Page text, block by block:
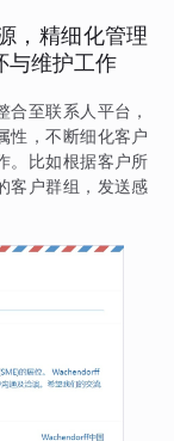
，精细化管理
与维护工作
至联系人平台，
性，不断细化客户
。比如根据客户所
客户群组，发送感